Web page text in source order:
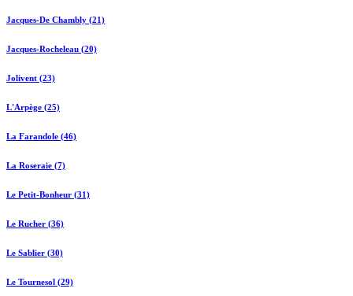
Jacques-De Chambly (21)
Jacques-Rocheleau (20)
Jolivent (23)
L'Arpège (25)
La Farandole (46)
La Roseraie (7)
Le Petit-Bonheur (31)
Le Rucher (36)
Le Sablier (30)
Le Tournesol (29)